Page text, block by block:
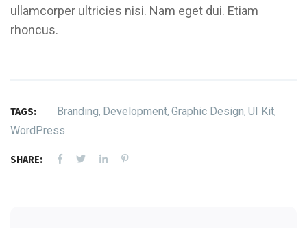
ullamcorper ultricies nisi. Nam eget dui. Etiam
rhoncus.
TAGS: Branding, Development, Graphic Design, UI Kit,
WordPress
SHARE: